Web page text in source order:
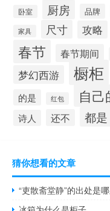
卧室 厨房 品牌
家具 尺寸 攻略
春节 春节期间
梦幻西游 橱柜
的是 红包 自己
诗人 还不 都是
猜你想看的文章
“吏散斋堂静”的出处是